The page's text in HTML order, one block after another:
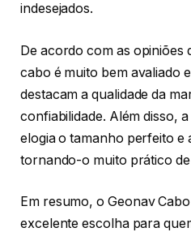
indesejados.
De acordo com as opiniões
cabo é muito bem avaliado
destacam a qualidade da
confiabilidade. Além disso,
elogia o tamanho perfeito e
tornando-o muito prático de
Em resumo, o Geonav
excelente escolha para